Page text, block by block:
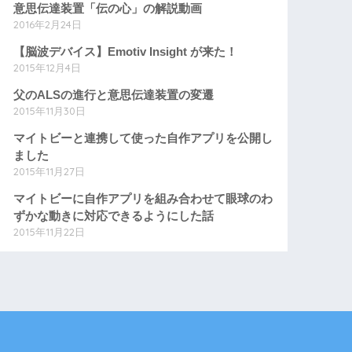
意思伝達装置「伝の心」の解説動画
2016年2月24日
【脳波デバイス】Emotiv Insight が来た！
2015年12月4日
父のALSの進行と意思伝達装置の変遷
2015年11月30日
マイトビーと連携して使った自作アプリを公開し
ました
2015年11月27日
マイトビーに自作アプリを組み合わせて眼球のわ
ずかな動きに対応できるようにした話
2015年11月22日